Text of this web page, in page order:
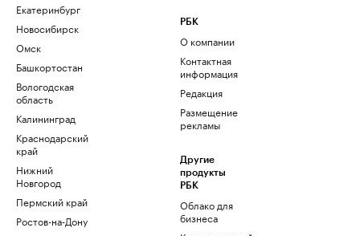
Екатеринбург
Новосибирск
Омск
Башкортостан
Вологодская
область
Калининград
Краснодарский
край
Нижний
Новгород
Пермский край
Ростов-на-Дону
РБК
О компании
Контактная
информация
Редакция
Размещение
рекламы
Другие
продукты
РБК
Облако для
бизнеса